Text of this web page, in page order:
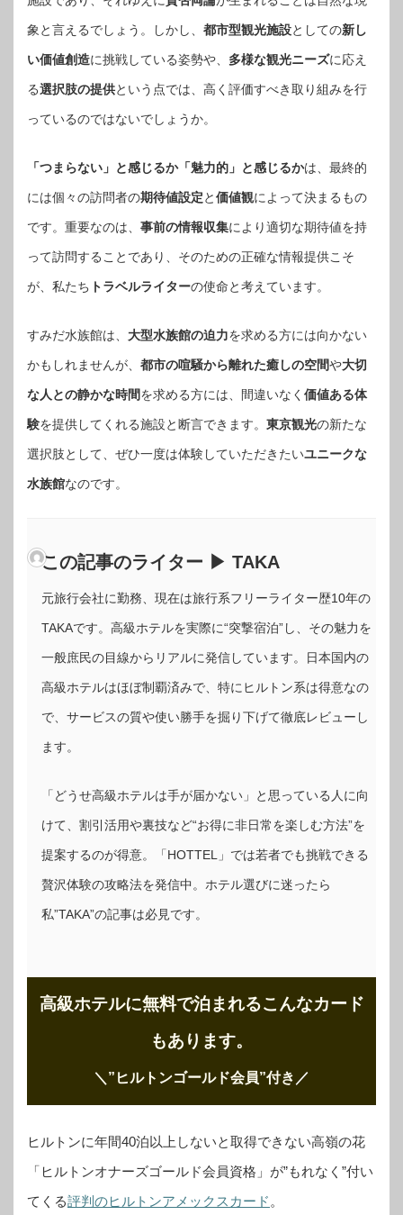
象と言えるでしょう。しかし、 都市型観光施設としての新し
い価値創造に挑戦している姿勢や、 多様な観光ニーズに応え
る選択肢の提供という点では、高く評価すべき取り組みを行
っているのではないでしょうか。
「つまらない」と感じるか「魅力的」と感じるかは、最終的
には個々の訪問者の期待値設定と価値観によって決まるもの
です。重要なのは、 事前の情報収集により適切な期待値を持
って訪問することであり、そのための正確な情報提供こそ
が、私たち トラベルライターの使命と考えています。
すみだ水族館は、 大型水族館の迫力を求める方には向かない
かもしれませんが、 都市の喧騒から離れた癒しの空間や大切
な人との静かな時間を求める方には、間違いなく 価値ある体
験を提供してくれる施設と断言できます。 東京観光の新たな
選択肢として、ぜひ一度は体験していただきたいユニークな
水族館なのです。
この記事のライター ▶ TAKA
元旅行会社に勤務、現在は旅行系フリーライター歴10年の
TAKAです。高級ホテルを実際に“突撃宿泊”し、その魅力を
一般庶民の目線からリアルに発信しています。日本国内の
高級ホテルはほぼ制覇済みで、特にヒルトン系は得意なの
で、サービスの質や使い勝手を掘り下げて徹底レビューし
ます。
「どうせ高級ホテルは手が届かない」と思っている人に向
けて、割引活用や裏技など“お得に非日常を楽しむ方法”を
提案するのが得意。「HOTTEL」では若者でも挑戦できる
贅沢体験の攻略法を発信中。ホテル選びに迷ったら
私”TAKA”の記事は必見です。
高級ホテルに無料で泊まれるこんなカード
もあります。
＼”ヒルトンゴールド会員”付き ／
ヒルトンに年間40泊以上しないと取得できない高嶺の花
「ヒルトンオナーズゴールド会員資格」が”もれなく”付い
てくる評判のヒルトンアメックスカード。